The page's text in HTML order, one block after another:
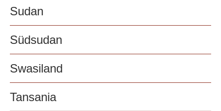
Sudan
Südsudan
Swasiland
Tansania